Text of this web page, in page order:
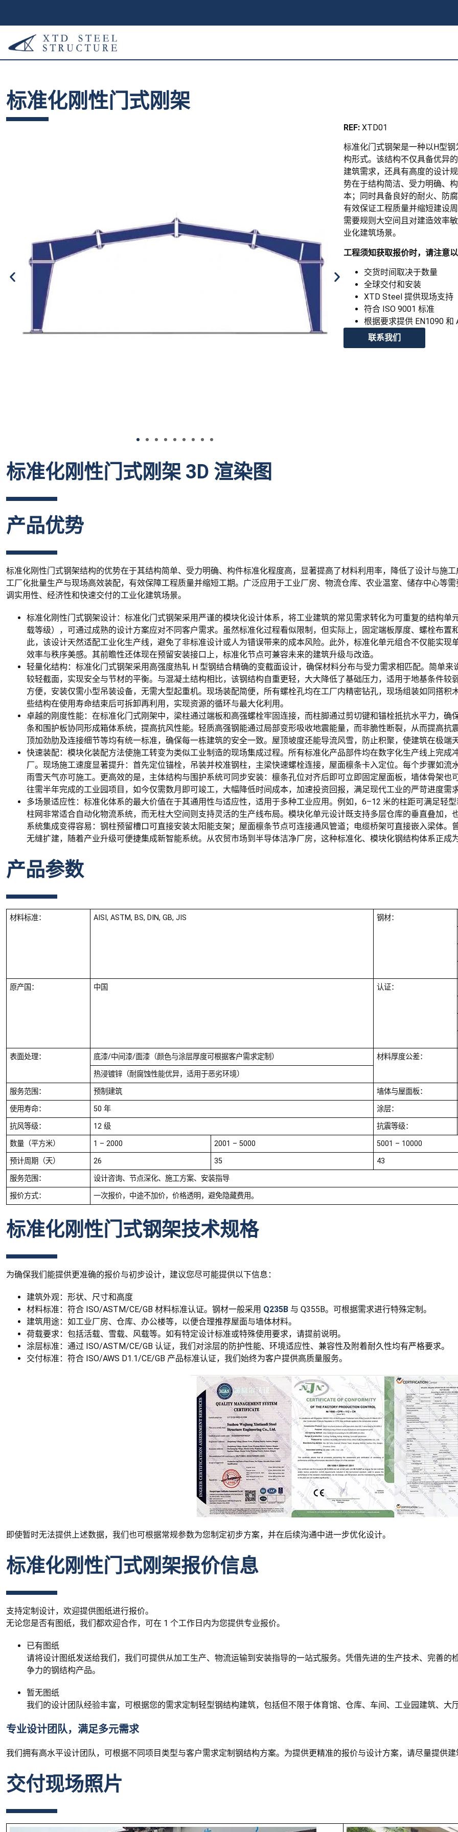
标准化刚性门式刚架
REF: XTD01
标准化门式钢架是一种以H型
构形式。该结构不仅具备优异
建筑需求，还具有高度的设计
势在于结构简洁、受力明确、
本；同时具备良好的耐火、防
有效保证工程质量并缩短建设
需要规则大空间且对建造效率
业化建筑场景。
工程须知获取报价时，请注意
交货时间取决于数量
全球交付和安装
XTD Steel 提供现场支持
符合 ISO 9001 标准
根据要求提供 EN1090 和
联系我们
标准化刚性门式刚架 3D 渲染图
产品优势
标准化刚性门式钢架结构的优势在于其结构简单、受力明确、构件标准化程度高，显著提高了材料利用率，降低了设计与施
工厂化批量生产与现场高效装配，有效保障工程质量并缩短工期。广泛应用于工业厂房、物流仓库、农业温室、储存中心等
调实用性、经济性和快速交付的工业化建筑场景。
标准化刚性门式钢架设计：标准化门式钢架采用严谨的模块化设计体系，将工业建筑的常见需求转化为可重复的结构
载等级），可通过成熟的设计方案应对不同客户需求。虽然标准化过程看似限制，但实际上，固定端板厚度、螺栓布
此，该设计天然适配工业化生产线，避免了非标准设计或人为错误带来的成本风险。此外，标准化单元组合不仅能实
效率与秩序美感。其前瞻性还体现在预留安装接口上，标准化节点可兼容未来的建筑升级与改造。
轻量化结构：标准化门式钢架采用高强度热轧 H 型钢结合精确的变截面设计，确保材料分布与受力需求相匹配。简单
较轻截面，实现安全与节材的平衡。与混凝土结构相比，该钢结构自重更轻，大大降低了基础压力，适用于地基条件
方便，安装仅需小型吊装设备，无需大型起重机。现场装配简便，所有螺栓孔均在工厂内精密钻孔，现场组装如同搭
些结构在使用寿命结束后可拆卸再利用，实现资源的循环与最大化利用。
卓越的刚度性能：在标准化门式刚架中，梁柱通过端板和高强螺栓牢固连接，而柱脚通过剪切键和锚栓抵抗水平力，
条和围护板协同形成箱体系统，提高抗风性能。轻质高强钢能通过局部变形吸收地震能量，而非脆性断裂，从而提高
顶加劲肋及连接细节等均有统一标准，确保每一栋建筑的安全一致。屋顶坡度还能导流风雪，防止积聚，使建筑在极端
快速装配：模块化装配方法使施工转变为类似工业制造的现场集成过程。所有标准化产品部件均在数字化生产线上完
厂。现场施工速度显著提升：首先定位锚栓，吊装并校准钢柱，主梁快速螺栓连接，屋面檩条卡入定位。每个步骤如
雨雪天气亦可施工。更高效的是，主体结构与围护系统可同步安装：檩条孔位对齐后即可立即固定屋面板，墙体骨架
往需半年完成的工业园项目，如今仅需数月即可竣工，大幅降低时间成本，加速投资回报，满足现代工业的严苛进度需
多场景适应性：标准化体系的最大价值在于其通用性与适应性，适用于多种工业应用。例如，6–12 米的柱距可满足轻
柱网非常适合自动化物流系统，而无柱大空间则支持灵活的生产线布局。模块化单元设计既支持多层仓库的垂直叠加
系统集成变得容易：钢柱预留槽口可直接安装太阳能支架；屋面檩条节点可连接通风管道；电缆桥架可直接嵌入梁体。
无缝扩建，随着产业升级可便捷集成新智能系统。从农贸市场到半导体洁净厂房，这种标准化、模块化钢结构体系正成
产品参数
材料标准： AISI, ASTM, BS, DIN, GB, JIS 钢材：
原产国： 中国 认证：
表面处理： 底漆/中间漆/面漆（颜色与涂层厚度可根据客户需求定制）
材料厚度公差：
热浸镀锌（耐腐蚀性能优异，适用于恶劣环境）
服务范围：
预制建筑
墙体与屋面板：
使用寿命：
50 年
涂层：
抗风等级：
12 级
抗震等级：
数量（平方米）
1 – 2000 2001 – 5000
5001 – 10000
预计周期（天）
26 35
43
服务范围：
设计咨询、节点深化、施工方案、安装指导
报价方式：
一次报价，中途不加价，价格透明，避免隐藏费用。
标准化刚性门式钢架技术规格
为确保我们能提供更准确的报价与初步设计，建议您尽可能提供以下信息：
建筑外观：形状、尺寸和高度
材料标准：符合 ISO/ASTM/CE/GB 材料标准认证。钢材一般采用 Q235B 与 Q355B。可根据需求进行特殊定制。
建筑用途：如工业厂房、仓库、办公楼等，以便合理推荐屋面与墙体材料。
荷载要求：包括活载、雪载、风载等。如有特定设计标准或特殊使用要求，请提前说明。
涂层标准：通过 ISO/ASTM/CE/GB 认证，我们对涂层的防护性能、环境适应性、兼容性及附着耐久性均有严格要求。
交付标准：符合 ISO/AWS D1.1/CE/GB 产品标准认证，我们始终为客户提供高质量服务。
即使暂时无法提供上述数据，我们也可根据常规参数为您制定初步方案，并在后续沟通中进一步优化设计。
标准化刚性门式刚架报价信息
支持定制设计，欢迎提供图纸进行报价。
无论您是否有图纸，我们都欢迎合作，可在 1 个工作日内为您提供专业报价。
已有图纸
请将设计图纸发送给我们，我们可提供从加工生产、物流运输到安装指导的一站式服务。凭借先进的生产技术、完善
争力的钢结构产品。
暂无图纸
我们的设计团队经验丰富，可根据您的需求定制轻型钢结构建筑，包括但不限于体育馆、仓库、车间、工业园建筑、大
专业设计团队，满足多元需求
我们拥有高水平设计团队，可根据不同项目类型与客户需求定制钢结构方案。为提供更精准的报价与设计方案，请尽量提供
交付现场照片